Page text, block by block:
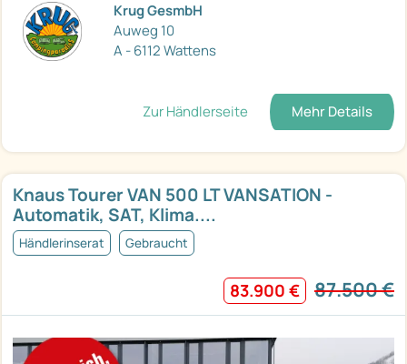
Krug GesmbH
Auweg 10
A - 6112 Wattens
Zur Händlerseite Mehr Details
Knaus Tourer VAN 500 LT VANSATION -
Automatik, SAT, Klima....
Händlerinserat Gebraucht
83.900 € 87.500 €